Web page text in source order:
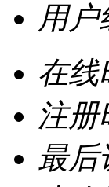
用户
在线
注册
最后